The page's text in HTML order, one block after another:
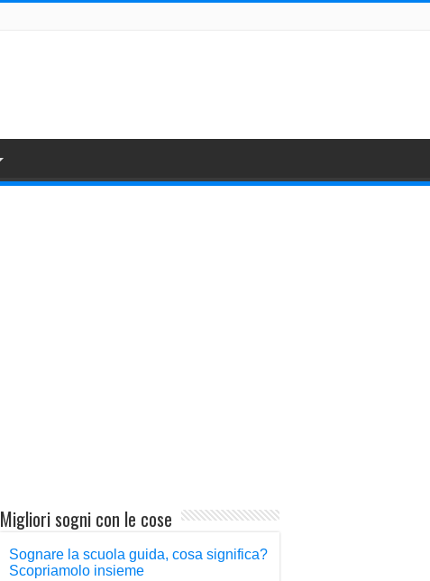
Migliori sogni con le cose
Sognare la scuola guida, cosa significa?
Scopriamolo insieme